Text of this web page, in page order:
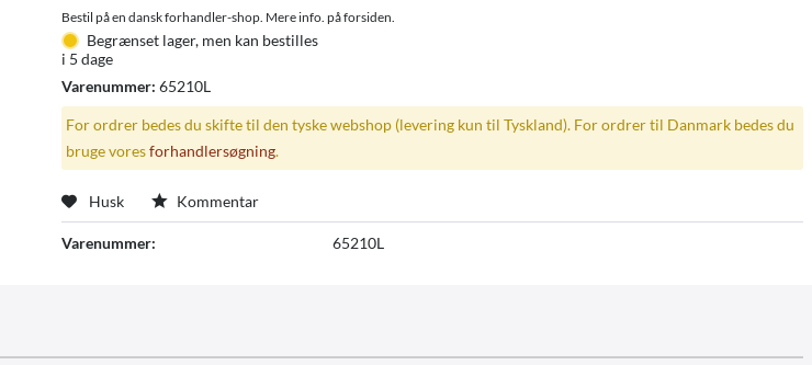
Bestil på en dansk forhandler-shop. Mere info. på forsiden.
Begrænset lager, men kan bestilles
i 5 dage
Varenummer: 65210L
For ordrer bedes du skifte til den tyske webshop (levering kun til Tyskland). For ordrer til Danmark bedes du
bruge voresforhandlersøgning.
Husk Kommentar
Varenummer: 65210L